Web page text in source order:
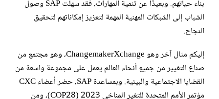
بناء حياتهم. وبعيدًا عن تنمية المهارات، فقد سهلت SAP وصول
الشباب إلى الشبكات المهنية المهمة لتعزيز إمكاناتهم لتحقيق
النجاح.
إليكم مثال آخر وهو ChangemakerXchange، وهو مجتمع من
صناع التغيير من جميع أنحاء العالم يعمل على مجموعة واسعة من
القضايا الاجتماعية والبيئية. وبمساعدة SAP، حضر أعضاء CXC
مؤتمر الأمم المتحدة للتغير المناخي 2023‏ (COP28)، ومن